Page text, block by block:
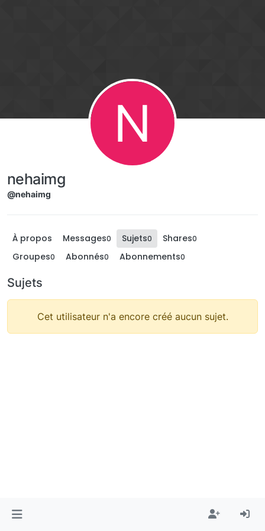
N
nehaimg
@nehaimg
À propos Messages0 Sujets0 Shares0
Groupes0 Abonnés0 Abonnements0
Sujets
Cet utilisateur n'a encore créé aucun sujet.